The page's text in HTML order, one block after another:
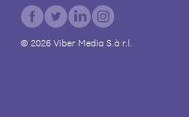
© 2026Viber Media S.à r.l.